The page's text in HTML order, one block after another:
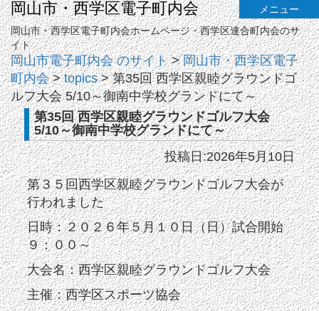
岡山市・西学区電子町内会
メニュー
岡山市・西学区電子町内会ホームページ・西学区連合町内会のサ
イト
岡山市電子町内会 のサイト>岡山市・西学区電子
町内会>topics>第35回 西学区親睦グラウンドゴ
ルフ大会 5/10～御南中学校グランドにて～
第35回 西学区親睦グラウンドゴルフ大会
5/10～御南中学校グランドにて～
投稿日:2026年5月10日
第３５回西学区親睦グラウンドゴルフ大会が
行われました
日時：２０２６年５月１０日（日）試合開始
９：００～
大会名：西学区親睦グラウンドゴルフ大会
主催：西学区スポーツ協会